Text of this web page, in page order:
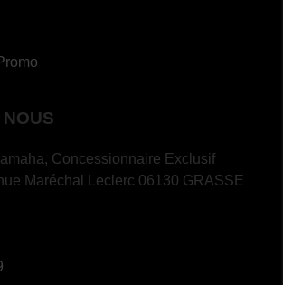
Concessionnaire Exclusif
Maréchal Leclerc 06130 GRASSE